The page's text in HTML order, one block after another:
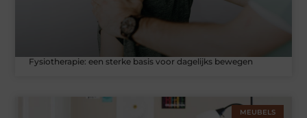
Fysiotherapie: een sterke basis voor dagelijks bewegen
MEUBELS